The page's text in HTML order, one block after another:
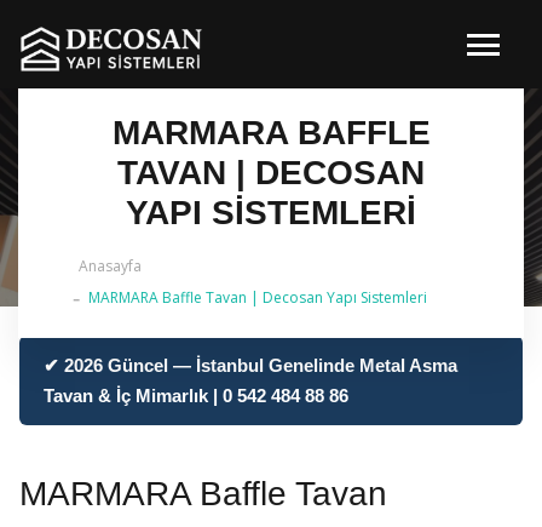
MARMARA BAFFLE
TAVAN | DECOSAN
YAPI SISTEMLERI
Anasayfa
MARMARA Baffle Tavan | Decosan Yapı Sistemleri
✔ 2026 Güncel — İstanbul Genelinde Metal Asma
Tavan & İç Mimarlık | 0 542 484 88 86
MARMARA Baffle Tavan